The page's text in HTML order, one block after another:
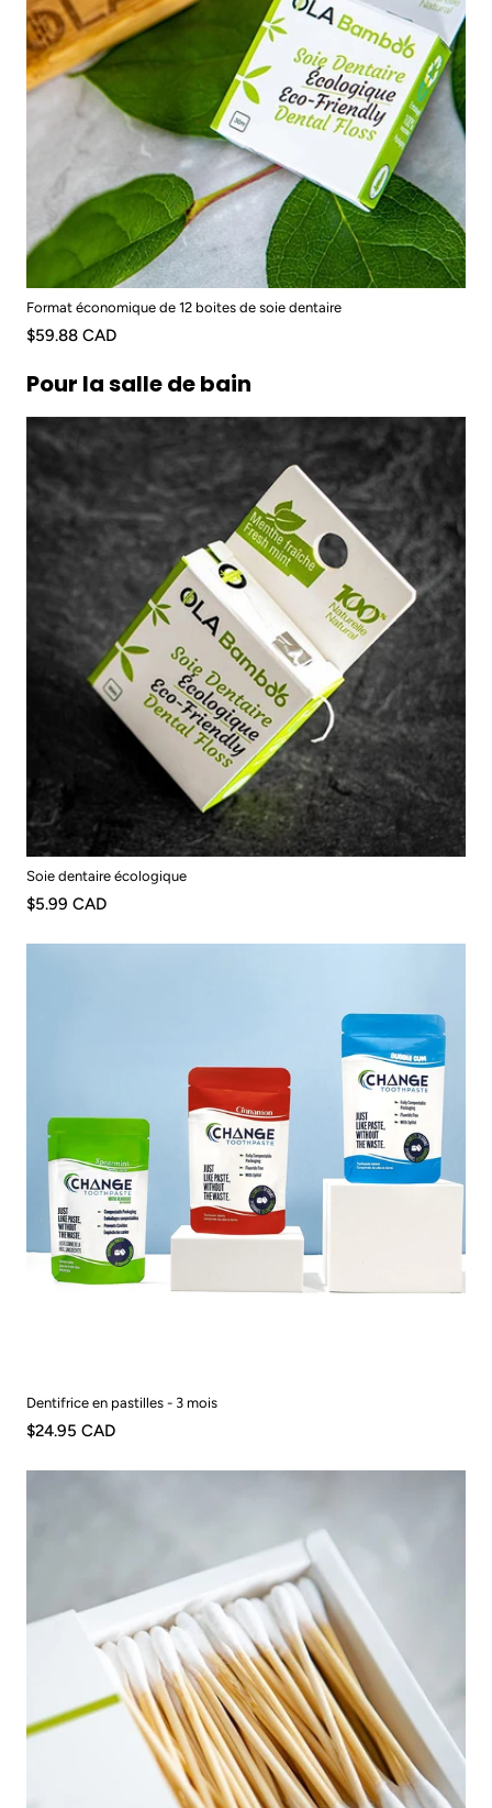
Format économique de 12 boites de soie dentaire
$59.88 CAD
Pour la salle de bain
Soie dentaire écologique
$5.99 CAD
Dentifrice en pastilles - 3 mois
$24.95 CAD